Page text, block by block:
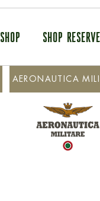
SHOP SHOP
AERONAUTICA